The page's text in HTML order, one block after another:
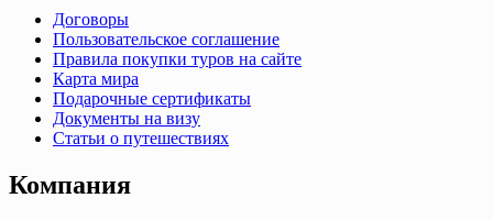
Договоры
Пользовательское соглашение
Правила покупки туров на сайте
Карта мира
Подарочные сертификаты
Документы на визу
Статьи о путешествиях
Компания